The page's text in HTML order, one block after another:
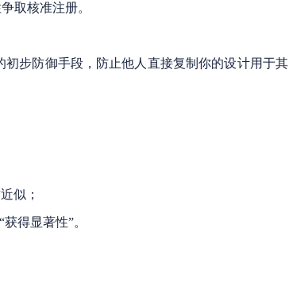
取核准注册。
步防御手段，防止他人直接复制你的设计用于其
似；
得显著性”。